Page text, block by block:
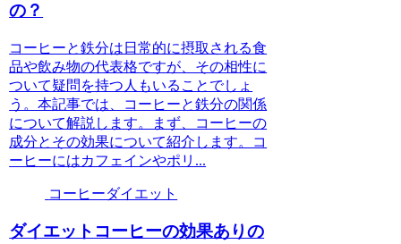
の？
コーヒーと鉄分は日常的に摂取される食
品や飲み物の代表格ですが、その相性に
ついて疑問を持つ人もいることでしょ
う。本記事では、コーヒーと鉄分の関係
について解説します。まず、コーヒーの
成分とその効果について紹介します。コ
ーヒーにはカフェインやポリ...
コーヒーダイエット
ダイエットコーヒーの効果ありの